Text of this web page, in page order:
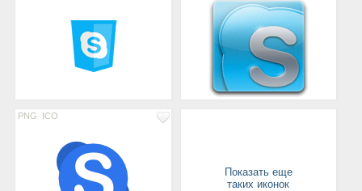
PNG ICO
Показать еще
таких иконок